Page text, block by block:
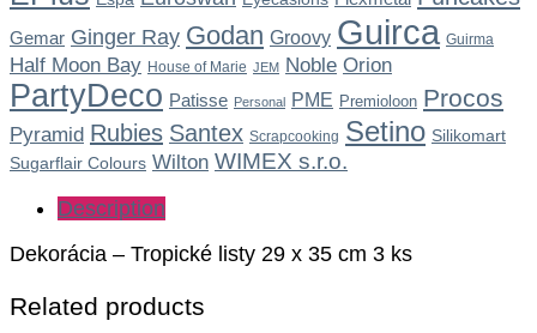
Gemar Ginger Ray Godan Groovy Guirca Guirma
Half Moon Bay House of Marie JEM Noble Orion
PartyDeco Patisse Personal PME Premioloon Procos
Pyramid Rubies Santex Scrapcooking Setino Silikomart
Sugarflair Colours Wilton WIMEX s.r.o.
Description
Dekorácia – Tropické listy 29 x 35 cm 3 ks
Related products